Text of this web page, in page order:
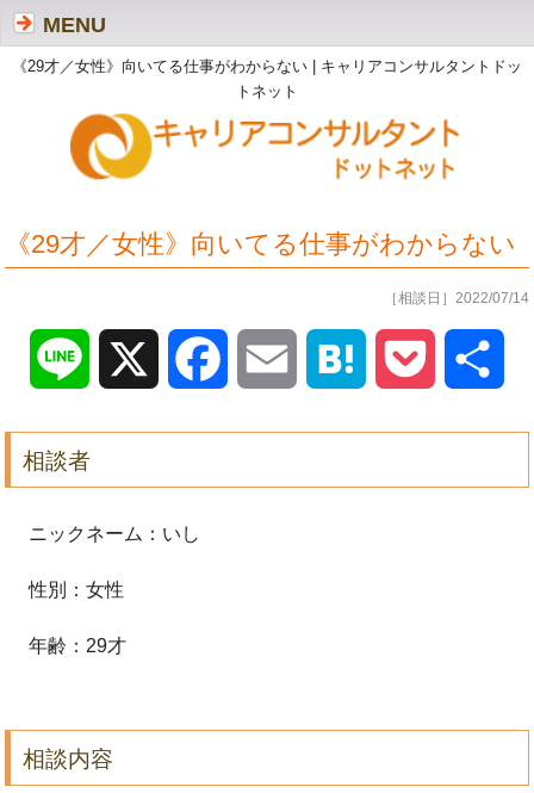
《29才／女性》向いてる仕事がわからない | キャリアコンサルタントドッ
トネット
MENU
《29才／女性》向いてる仕事がわからない
［相談日］2022/07/14
Line Facebook Email Hatena Pocket
相談者
ニックネーム：いし
性別：女性
年齢：29才
相談内容